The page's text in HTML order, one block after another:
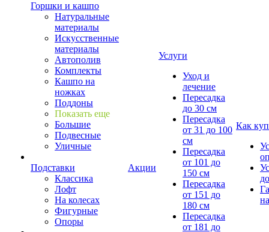
Горшки и кашпо
Натуральные
материалы
Искусственные
материалы
Автополив
Комплекты
Кашпо на
ножках
Поддоны
Показать еще
Большие
Подвесные
Уличные
Подставки
Классика
Лофт
На колесах
Фигурные
Опоры
Акции
Услуги
Уход и
лечение
Пересадка
до 30 см
Пересадка
от 31 до 100
см
Пересадка
от 101 до
150 см
Пересадка
от 151 до
180 см
Пересадка
от 181 до
Как